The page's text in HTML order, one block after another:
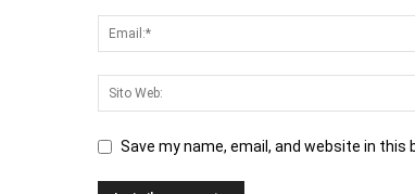
Save my name, email, and website in